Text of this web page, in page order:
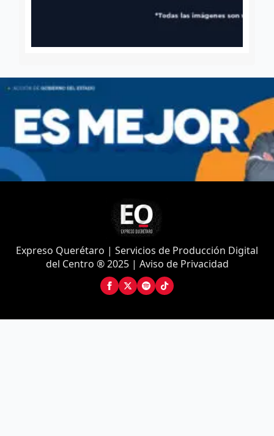
Expreso Querétaro | Servicios de Producción Digital
del Centro ® 2025 | Aviso de Privacidad